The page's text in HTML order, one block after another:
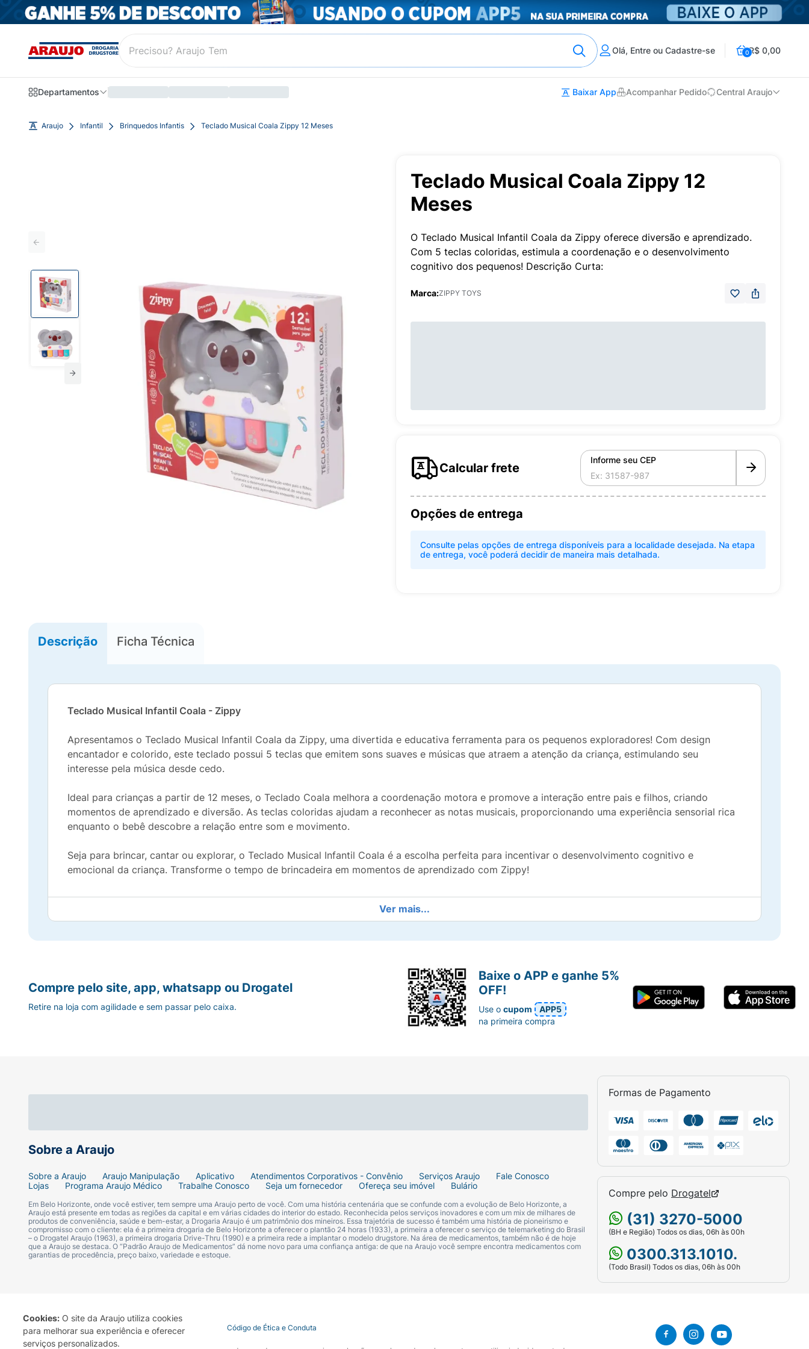
Cookies: O site da Araujo utiliza cookies
para melhorar sua experiência e oferecer
serviços personalizados.
Olá, Entre ou Cadastre-se 0R$ 0,00
Departamentos Baixar App Acompanhar Pedido Central Araujo
Araujo Infantil Brinquedos Infantis Teclado Musical Coala Zippy 12 Meses
Teclado Musical Coala Zippy 12
Meses
O Teclado Musical Infantil Coala da Zippy oferece diversão e aprendizado.
Com 5 teclas coloridas, estimula a coordenação e o desenvolvimento
cognitivo dos pequenos! Descrição Curta:
Marca:ZIPPY TOYS
Calcular frete
Informe seu CEP
Opções de entrega
Consulte pelas opções de entrega disponíveis para a localidade desejada. Na etapa
de entrega, você poderá decidir de maneira mais detalhada.
Descrição Ficha Técnica
Teclado Musical Infantil Coala - Zippy
Apresentamos o Teclado Musical Infantil Coala da Zippy, uma divertida e educativa ferramenta para os pequenos exploradores! Com design
encantador e colorido, este teclado possui 5 teclas que emitem sons suaves e músicas que atraem a atenção da criança, estimulando seu
interesse pela música desde cedo.
Ideal para crianças a partir de 12 meses, o Teclado Coala melhora a coordenação motora e promove a interação entre pais e filhos, criando
momentos de aprendizado e diversão. As teclas coloridas ajudam a reconhecer as notas musicais, proporcionando uma experiência sensorial rica
enquanto o bebê descobre a relação entre som e movimento.
Seja para brincar, cantar ou explorar, o Teclado Musical Infantil Coala é a escolha perfeita para incentivar o desenvolvimento cognitivo e
emocional da criança. Transforme o tempo de brincadeira em momentos de aprendizado com Zippy!
Ver mais...
Sobre a Araujo
Sobre a Araujo Araujo Manipulação Aplicativo Atendimentos Corporativos - Convênio Serviços Araujo
Fale Conosco
Lojas
Programa Araujo Médico Trabalhe Conosco Seja um fornecedor Ofereça seu imóvel Bulário
Em Belo Horizonte, onde você estiver, tem sempre uma Araujo perto de você. Com uma história centenária que se confunde com a evolução de Belo Horizonte, a
Araujo está presente em todas as regiões da capital e em várias cidades do interior do estado. Reconhecida pelos serviços inovadores e com um mix de milhares de
produtos de conveniência, saúde e bem-estar, a Drogaria Araujo é um patrimônio dos mineiros. Essa trajetória de sucesso é também uma história de pioneirismo e
compromisso com o cliente: ela é a primeira drogaria de Belo Horizonte a oferecer o plantão 24 horas (1933), a primeira a oferecer o serviço de telemarketing do Brasil
– o Drogatel Araujo (1963), a primeira drogaria Drive-Thru (1990) e a primeira rede a implantar o modelo drugstore. Na área de medicamentos, também não é de hoje
que a Araujo se destaca. O “Padrão Araujo de Medicamentos” dá nome novo para uma confiança antiga: de que na Araujo você sempre encontra medicamentos com
garantias de procedência, preço baixo, variedade e estoque.
Formas de Pagamento
Compre pelo Drogatel
(31) 3270-5000
(BH e Região) Todos os dias, 06h às 00h
0300.313.1010.
(Todo Brasil) Todos os dias, 06h às 00h
Compre pelo site, app, whatsapp ou Drogatel
Retire na loja com agilidade e sem passar pelo caixa.
Baixe o APP e ganhe 5%
OFF!
Use ocupom
APP5
na primeira compra
Termo de Uso Portal da Privacidade Covid-19 Código de Ética e Conduta